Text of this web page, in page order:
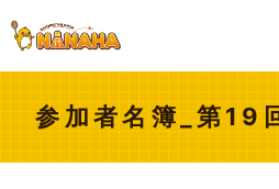
参加者名簿_第19